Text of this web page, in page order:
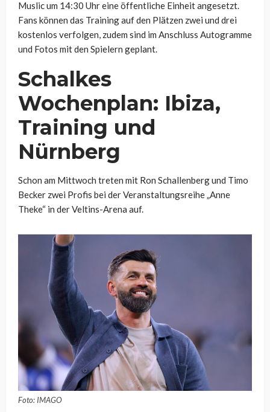
Muslic um 14:30 Uhr eine öffentliche Einheit angesetzt.
Fans können das Training auf den Plätzen zwei und drei
kostenlos verfolgen, zudem sind im Anschluss Autogramme
und Fotos mit den Spielern geplant.
Schalkes
Wochenplan: Ibiza,
Training und
Nürnberg
Schon am Mittwoch treten mit Ron Schallenberg und Timo
Becker zwei Profis bei der Veranstaltungsreihe „Anne
Theke“ in der Veltins-Arena auf.
Foto: IMAGO